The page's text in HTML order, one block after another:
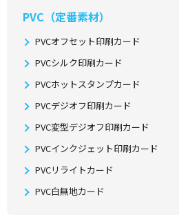
PVC（定番素材）
PVCオフセット印刷カード
PVCシルク印刷カード
PVCホットスタンプカード
PVCデジオフ印刷カード
PVC変型デジオフ印刷カード
PVCインクジェット印刷カード
PVCリライトカード
PVC白無地カード